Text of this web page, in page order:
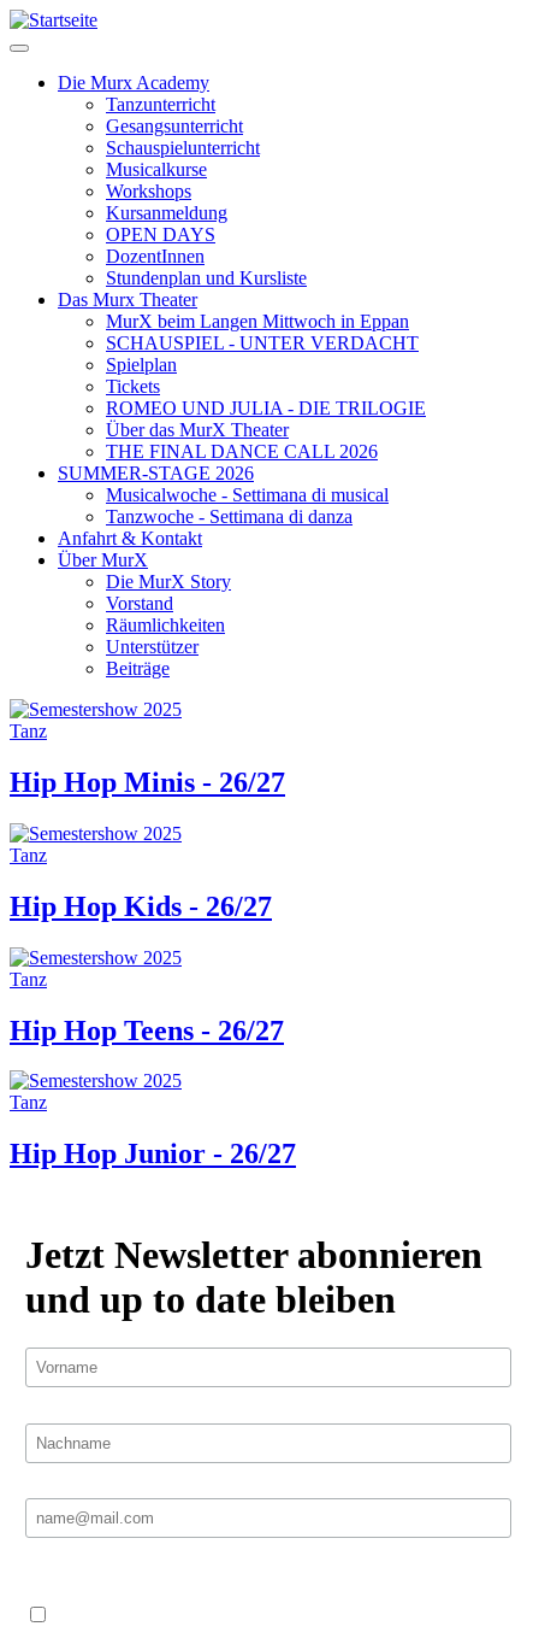
Direkt
zum
navigation
Die Murx Academy
Tanzunterricht
Gesangsunterricht
Schauspielunterricht
Musicalkurse
Workshops
Kursanmeldung
OPEN DAYS
DozentInnen
Stundenplan und Kursliste
Das Murx Theater
MurX beim Langen Mittwoch in Eppan
SCHAUSPIEL - UNTER VERDACHT
Spielplan
Tickets
ROMEO UND JULIA - DIE TRILOGIE
Über das MurX Theater
THE FINAL DANCE CALL 2026
SUMMER-STAGE 2026
Musicalwoche - Settimana di musical
Tanzwoche - Settimana di danza
Anfahrt & Kontakt
Über MurX
Die MurX Story
Vorstand
Räumlichkeiten
Unterstützer
Beiträge
Tanz
Hip Hop Minis - 26/27
Tanz
Hip Hop Kids - 26/27
Tanz
Hip Hop Teens - 26/27
Tanz
Hip Hop Junior - 26/27
Jetzt Newsletter abonnieren
und up to date bleiben